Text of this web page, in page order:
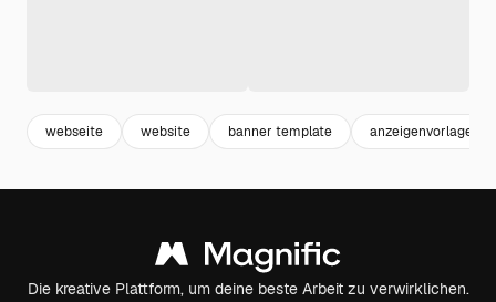
webseite website banner template anzeigenvorlage
Die kreative Plattform, um deine beste Arbeit zu verwirklichen.